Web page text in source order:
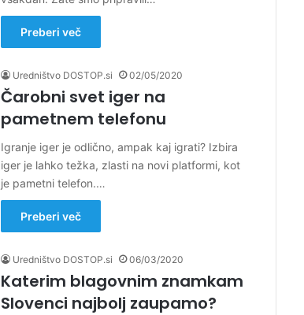
Preberi več
Uredništvo DOSTOP.si 02/05/2020
Čarobni svet iger na
pametnem telefonu
Igranje iger je odlično, ampak kaj igrati? Izbira
iger je lahko težka, zlasti na novi platformi, kot
je pametni telefon.…
Preberi več
Uredništvo DOSTOP.si 06/03/2020
Katerim blagovnim znamkam
Slovenci najbolj zaupamo?